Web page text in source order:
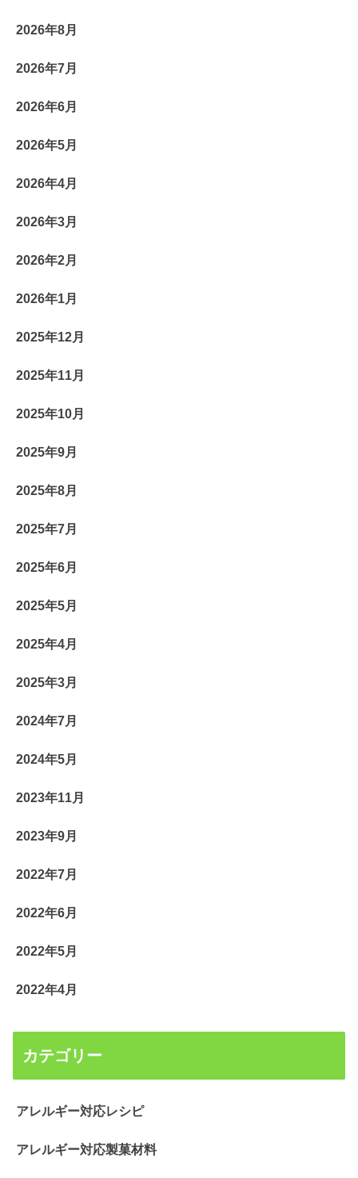
2026年8月
2026年7月
2026年6月
2026年5月
2026年4月
2026年3月
2026年2月
2026年1月
2025年12月
2025年11月
2025年10月
2025年9月
2025年8月
2025年7月
2025年6月
2025年5月
2025年4月
2025年3月
2024年7月
2024年5月
2023年11月
2023年9月
2022年7月
2022年6月
2022年5月
2022年4月
カテゴリー
アレルギー対応レシピ
アレルギー対応製菓材料